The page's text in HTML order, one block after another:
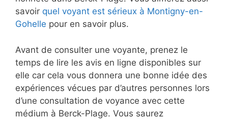
savoir quel voyant est sérieux à Montigny-en-
Gohelle pour en savoir plus.
Avant de consulter une voyante, prenez le
temps de lire les avis en ligne disponibles sur
elle car cela vous donnera une bonne idée des
expériences vécues par d’autres personnes lors
d’une consultation de voyance avec cette
médium à Berck-Plage. Vous saurez